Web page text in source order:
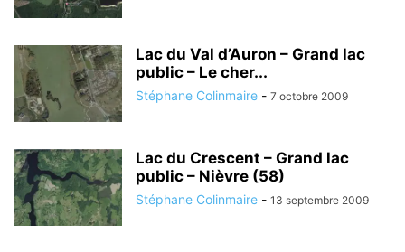
Lac du Val d’Auron – Grand lac
public – Le cher...
Stéphane Colinmaire - 7 octobre 2009
Lac du Crescent – Grand lac
public – Nièvre (58)
Stéphane Colinmaire - 13 septembre 2009